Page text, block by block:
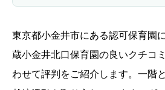
東京都小金井市にある認可保育園
蔵小金井北口保育園の良いクチコ
わせて評判をご紹介します。一階